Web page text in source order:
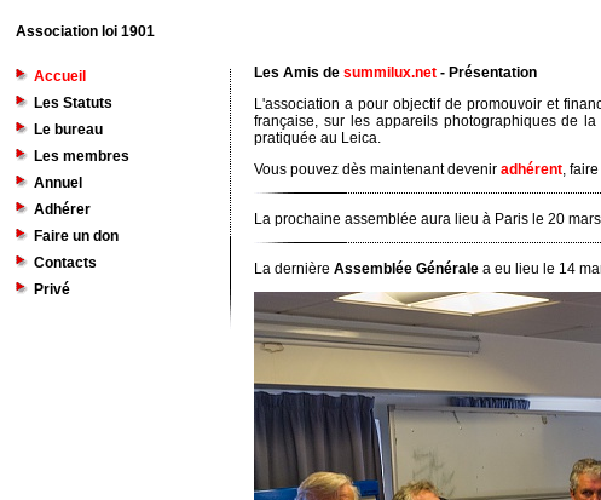
Association loi 1901
Accueil
Les Statuts
Le bureau
Les membres
Annuel
Adhérer
Faire un don
Contacts
Privé
Les Amis de summilux.net - Présentation
L'association a pour objectif de promouvoir et
française, sur les appareils photographiques de
pratiquée au Leica.
Vous pouvez dès maintenant devenir adhérent,
La prochaine assemblée aura lieu à Paris le 20
La dernière Assemblée Générale a eu lieu le 14